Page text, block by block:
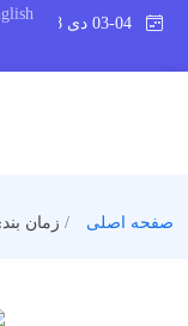
صفحه اصلی زمان